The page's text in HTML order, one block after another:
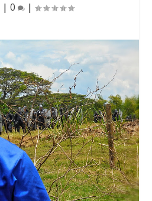
| 0 |